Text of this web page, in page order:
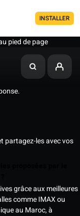
INSTALLER
pied de page
partagez-les avec vos
grâce aux meilleures
comme IMAX ou
au Maroc, à